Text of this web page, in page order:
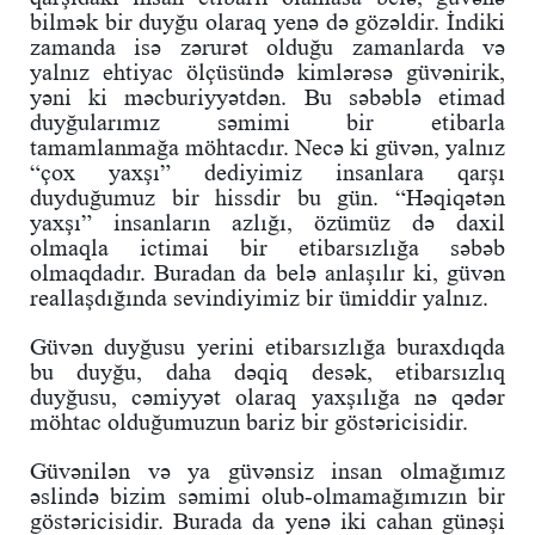
bilmək bir duyğu olaraq yenə də gözəldir. İndiki
zamanda isə zərurət olduğu zamanlarda və
yalnız ehtiyac ölçüsündə kimlərəsə güvənirik,
yəni ki məcburiyyətdən. Bu səbəblə etimad
duyğularımız səmimi bir etibarla
tamamlanmağa möhtacdır. Necə ki güvən, yalnız
“çox yaxşı” dediyimiz insanlara qarşı
duyduğumuz bir hissdir bu gün. “Həqiqətən
yaxşı” insanların azlığı, özümüz də daxil
olmaqla ictimai bir etibarsızlığa səbəb
olmaqdadır. Buradan da belə anlaşılır ki, güvən
reallaşdığında sevindiyimiz bir ümiddir yalnız.
Güvən duyğusu yerini etibarsızlığa buraxdıqda
bu duyğu, daha dəqiq desək, etibarsızlıq
duyğusu, cəmiyyət olaraq yaxşılığa nə qədər
möhtac olduğumuzun bariz bir göstəricisidir.
Güvənilən və ya güvənsiz insan olmağımız
əslində bizim səmimi olub-olmamağımızın bir
göstəricisidir. Burada da yenə iki cahan günəşi